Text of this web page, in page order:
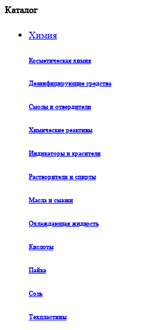
Каталог
Химия
Косметическая химия
Дезинфицирующие средства
Смолы и отвердители
Химические реактивы
Индикаторы и красители
Растворители и спирты
Масла и смазки
Охлаждающая жидкость
Кислоты
Пайка
Соль
Техпластины